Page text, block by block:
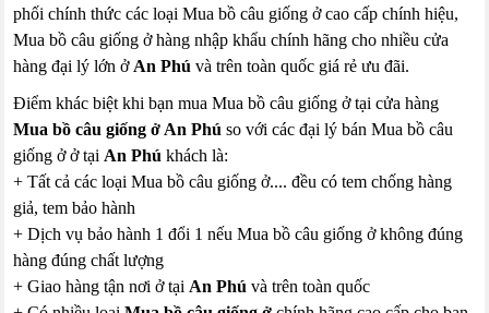
phối chính thức các loại Mua bồ câu giống ở cao cấp chính hiệu,
Mua bồ câu giống ở hàng nhập khẩu chính hãng cho nhiều cửa
hàng đại lý lớn ở An Phú và trên toàn quốc giá rẻ ưu đãi.
Điểm khác biệt khi bạn mua Mua bồ câu giống ở tại cửa hàng
Mua bồ câu giống ở An Phú so với các đại lý bán Mua bồ câu
giống ở ở tại An Phú khách là:
+ Tất cả các loại Mua bồ câu giống ở.... đều có tem chống hàng
giả, tem bảo hành
+ Dịch vụ bảo hành 1 đổi 1 nếu Mua bồ câu giống ở không đúng
hàng đúng chất lượng
+ Giao hàng tận nơi ở tại An Phú và trên toàn quốc